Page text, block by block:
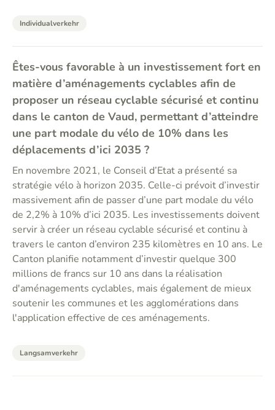
Individualverkehr
Êtes-vous favorable à un investissement fort en
matière d’aménagements cyclables afin de
proposer un réseau cyclable sécurisé et continu
dans le canton de Vaud, permettant d’atteindre
une part modale du vélo de 10% dans les
déplacements d’ici 2035 ?
En novembre 2021, le Conseil d’Etat a présenté sa
stratégie vélo à horizon 2035. Celle-ci prévoit d’investir
massivement afin de passer d’une part modale du vélo
de 2,2% à 10% d’ici 2035. Les investissements doivent
servir à créer un réseau cyclable sécurisé et continu à
travers le canton d’environ 235 kilomètres en 10 ans. Le
Canton planifie notamment d’investir quelque 300
millions de francs sur 10 ans dans la réalisation
d'aménagements cyclables, mais également de mieux
soutenir les communes et les agglomérations dans
l'application effective de ces aménagements.
Langsamverkehr